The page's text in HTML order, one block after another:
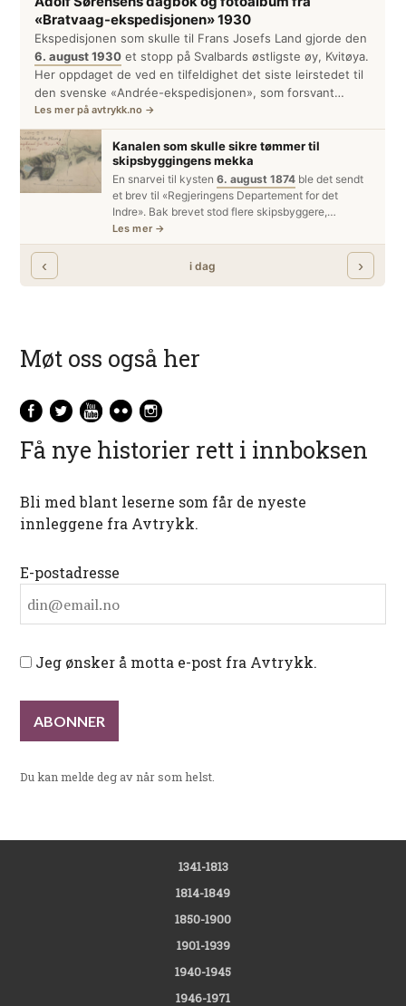
Møt oss også her
Få nye historier rett i innboksen
Bli med blant leserne som får de nyeste
innleggene fra Avtrykk.
E-postadresse
Jeg ønsker å motta e-post fra Avtrykk.
Du kan melde deg av når som helst.
1341-1813
1814-1849
1850-1900
1901-1939
1940-1945
1946-1971